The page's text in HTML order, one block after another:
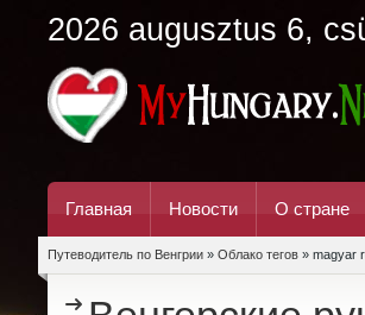
2026 augusztus 6,
Главная Новости О стране
Путеводитель по Венгрии » Облако тегов » magyar